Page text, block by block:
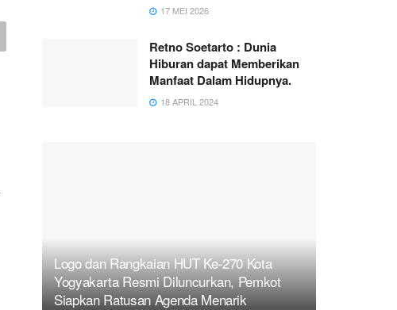
17 MEI 2026
Retno Soetarto : Dunia
Hiburan dapat Memberikan
Manfaat Dalam Hidupnya.
18 APRIL 2024
Logo dan Rangkaian HUT Ke-270 Kota
Yogyakarta Resmi Diluncurkan, Pemkot
Siapkan Ratusan Agenda Menarik